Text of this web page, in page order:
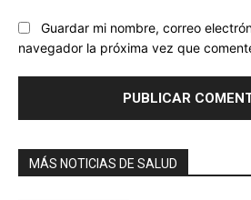
Guardar mi nombre, correo
navegador la próxima vez que
MÁS NOTICIAS DE SALUD